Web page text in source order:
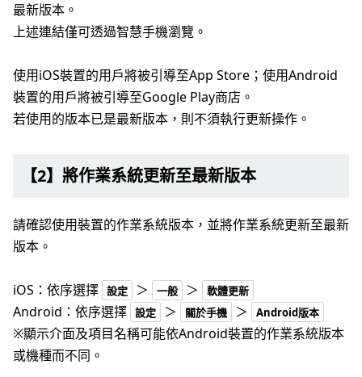
最新版本。
上述連結僅可透過智慧手機瀏覽。
使用iOS裝置的用戶將被引導至App Store；使用Android
裝置的用戶將被引導至Google Play商店。
若使用的版本已是最新版本，則不須執行更新操作。
【2】將作業系統更新至最新版本
請確認使用裝置的作業系統版本，並將作業系統更新至最新
版本。
iOS：依序選擇 設定 ＞ 一般 ＞ 軟體更新
Android：依序選擇 設定 ＞ 關於手機 ＞ Android版本
※顯示介面及項目名稱可能依Android裝置的作業系統版本
或機種而不同。